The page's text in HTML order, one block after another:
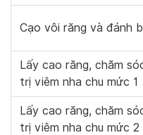
Cạo vôi răng và đánh
Lấy cao răng, chăm
trị viêm nha chu mức 1
Lấy cao răng, chăm
trị viêm nha chu mức 2